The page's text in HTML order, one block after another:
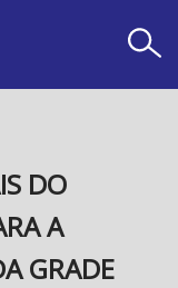
DO
A
GRADE